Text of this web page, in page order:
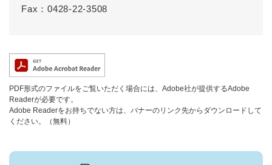
Fax：0428-22-3508
PDF形式のファイルをご覧いただく場合には、Adobe社が提供するAdobe
Readerが必要です。
Adobe Readerをお持ちでない方は、バナーのリンク先からダウンロードして
ください。（無料）